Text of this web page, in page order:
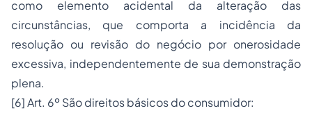
como elemento acidental da alteração das
circunstâncias, que comporta a incidência da
resolução ou revisão do negócio por onerosidade
excessiva, independentemente de sua demonstração
plena.
[6] Art. 6º São direitos básicos do consumidor: